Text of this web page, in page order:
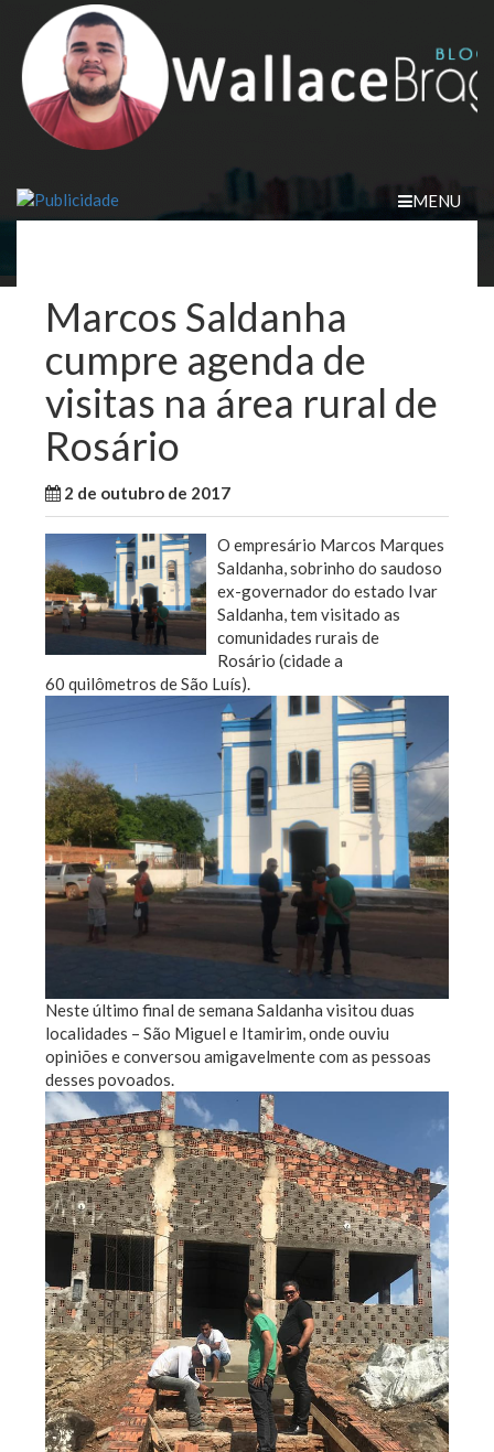
content
MENU
Marcos Saldanha
cumpre agenda de
visitas na área rural de
Rosário
2 de outubro de 2017
O empresário Marcos Marques
Saldanha, sobrinho do saudoso
ex-governador do estado Ivar
Saldanha, tem visitado as
comunidades rurais de
Rosário (cidade a
60 quilômetros de São Luís).
Neste último final de semana Saldanha visitou duas
localidades – São Miguel e Itamirim, onde ouviu
opiniões e conversou amigavelmente com as pessoas
desses povoados.